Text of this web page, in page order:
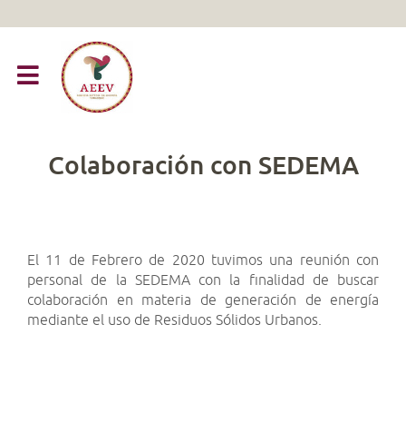
Colaboración con SEDEMA
El 11 de Febrero de 2020 tuvimos una reunión con
personal de la SEDEMA con la finalidad de buscar
colaboración en materia de generación de energía
mediante el uso de Residuos Sólidos Urbanos.